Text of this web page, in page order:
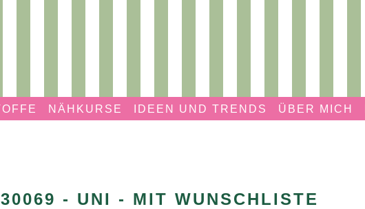
NÄHKURSE IDEEN UND TRENDS ÜBER MICH
- UNI - MIT WUNSCHLISTE